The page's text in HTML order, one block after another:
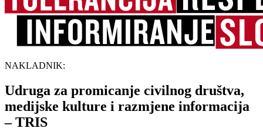
NAKLADNIK:
Udruga za promicanje civilnog društva,
medijske kulture i razmjene informacija
– TRIS